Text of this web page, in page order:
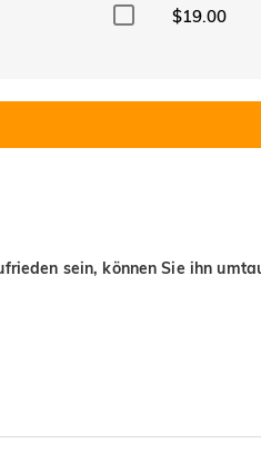
$19.00
sein, können Sie ihn